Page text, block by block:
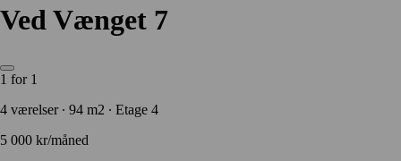
Ved Vænget 7
1 for 1
4 værelser ∙ 94 m2 ∙ Etage 4
5 000 kr/måned